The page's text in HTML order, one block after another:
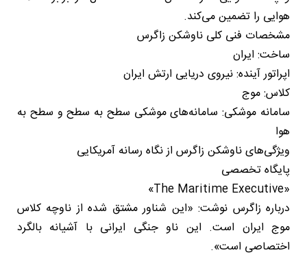
هوایی را تضمین می‌کند.
مشخصات فنی کلی ناوشکن زاگرس
ساخت: ایران
اپراتور آینده: نیروی دریایی ارتش ایران
کلاس: موج
سامانه موشکی: سامانه‌های موشکی سطح به سطح و سطح به
هوا
ویژگی‌های ناوشکن زاگرس از نگاه رسانه آمریکایی
پایگاه تخصصی
«The Maritime Executive»
درباره زاگرس نوشت: «این شناور مشتق شده از ناوچه کلاس
موج ایران است. این ناو جنگی ایرانی با آشیانه بالگرد
اختصاصی است».